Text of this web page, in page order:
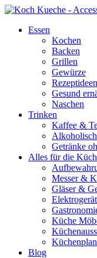
Essen
Kochen
Backen
Grillen
Gewürze
Rezeptideen
Gesund
Naschen
Trinken
Kaffee &
Getränke
Alles für die
Messer &
Gläser &
Küche
Blog